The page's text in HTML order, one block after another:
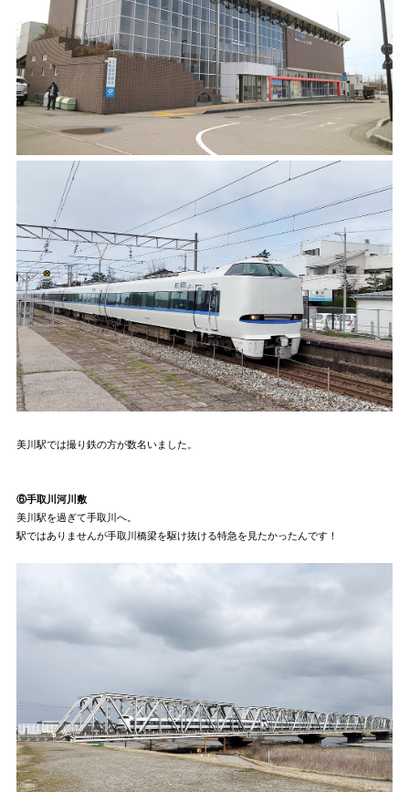
美川駅では撮り鉄の方が数名いました。
⑥手取川河川敷
美川駅を過ぎて手取川へ。
駅ではありませんが手取川橋梁を駆け抜ける特急を見たかったんです！